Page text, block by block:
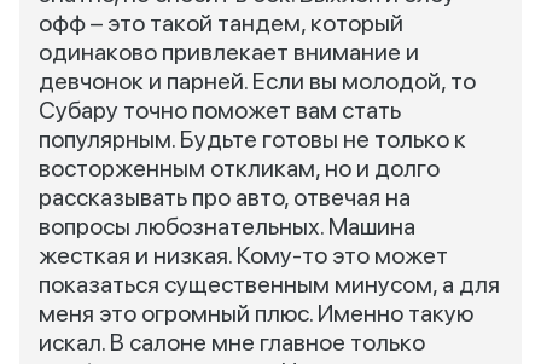
офф – это такой тандем, который
одинаково привлекает внимание и
девчонок и парней. Если вы молодой, то
Субару точно поможет вам стать
популярным. Будьте готовы не только к
восторженным откликам, но и долго
рассказывать про авто, отвечая на
вопросы любознательных. Машина
жесткая и низкая. Кому-то это может
показаться существенным минусом, а для
меня это огромный плюс. Именно такую
искал. В салоне мне главное только